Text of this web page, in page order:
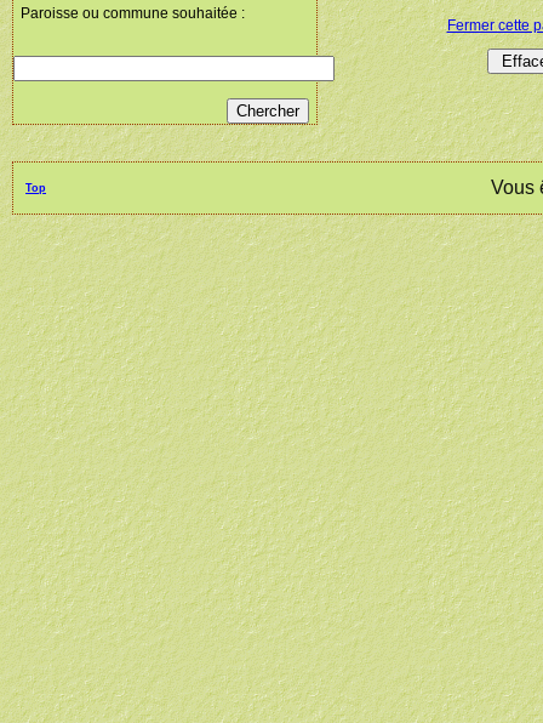
Paroisse ou commune souhaitée :
Fermer cette
Top Vous